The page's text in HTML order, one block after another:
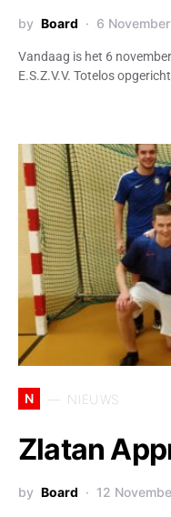
by Board 6
Vandaag is het 6
E.S.Z.V.V. Totelos
N NIEUWS
Zlatan
by Board 12